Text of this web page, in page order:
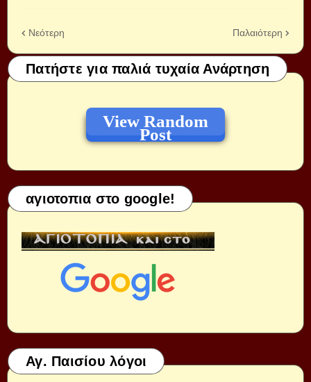
Νεότερη Παλαιότερη
Πατήστε για παλιά τυχαία Ανάρτηση
View Random
Post
αγιοτοπια στο google!
Αγ. Παισίου λόγοι